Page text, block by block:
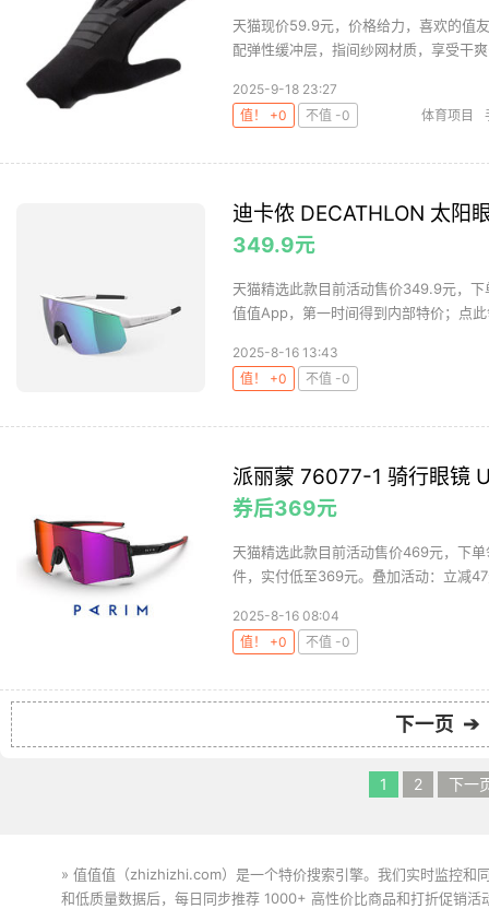
天猫现价59.9元，价格给力，喜欢的值
配弹性缓冲层，指间纱网材质，享受干
2025-9-18 23:27
值！ +0
不值 -0 体育项目
迪卡侬 DECATHLON 太阳
349.9元
天猫精选此款目前活动售价349.9元，
值值App，第一时间得到内部特价；点
2025-8-16 13:43
值！ +0
不值 -0
派丽蒙 76077-1 骑行眼镜
券后369元
天猫精选此款目前活动售价469元，下
件，实付低至369元。叠加活动：立减
2025-8-16 08:04
值！ +0
不值 -0
下一页 ➔
1 2 下一
» 值值值（zhizhizhi.com）是一个特价搜索引擎。我们实时监控和
和低质量数据后，每日同步推荐 1000+ 高性价比商品和打折促销